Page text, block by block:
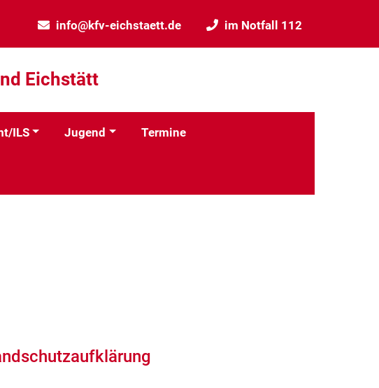
info@kfv-eichstaett.de im Notfall 112
Eichstätt
ILS Jugend Termine